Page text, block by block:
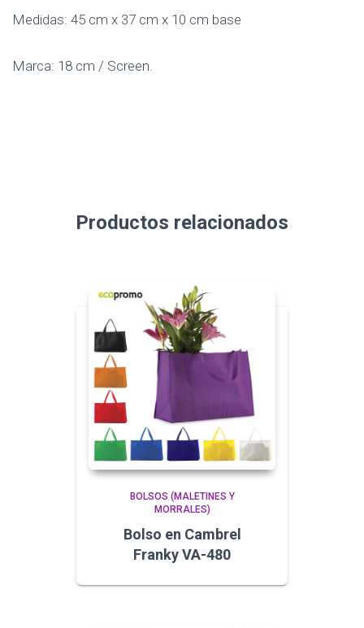
Medidas: 45 cm x 37 cm x 10 cm base
Marca: 18 cm / Screen.
Productos relacionados
BOLSOS (MALETINES Y
MORRALES)
Bolso en Cambrel
Franky VA-480